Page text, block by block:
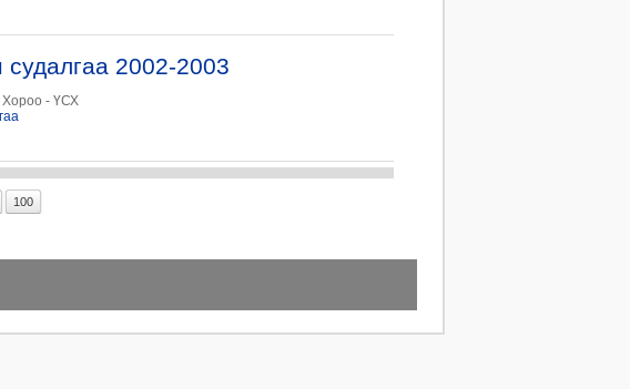
2002-2003
Хороо - ҮСХ
100